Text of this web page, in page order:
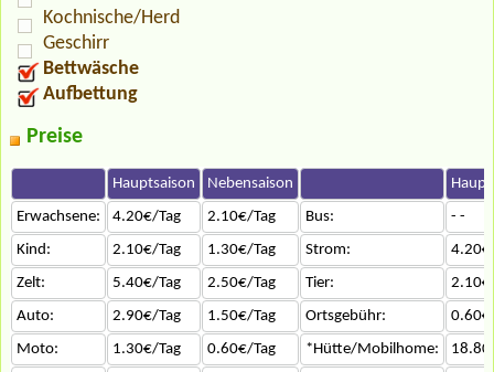
Kochnische/Herd
Geschirr
Bettwäsche
Aufbettung
Preise
Hauptsaison Nebensaison
Erwachsene:
4.20€/Tag 2.10€/Tag Bus:
- -
Kind:
2.10€/Tag 1.30€/Tag Strom:
Zelt:
5.40€/Tag 2.50€/Tag Tier:
Auto:
2.90€/Tag 1.50€/Tag Ortsgebühr:
Moto:
1.30€/Tag 0.60€/Tag *Hütte/Mobilhome: